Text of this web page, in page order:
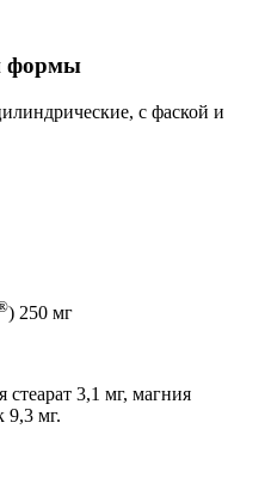
формы
с фаской и
) 250 мг
3,1 мг, магния
9,3 мг.